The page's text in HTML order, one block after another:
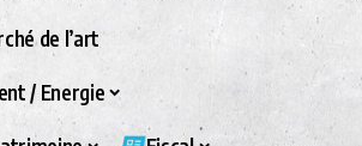
de l’art
/ Energie